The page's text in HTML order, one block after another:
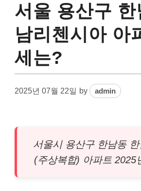
서울 용산구
남리첸시아 아
세는?
2025년 07월 22일 by admin
서울시 용산구 한남동
(주상복합) 아파트 2025